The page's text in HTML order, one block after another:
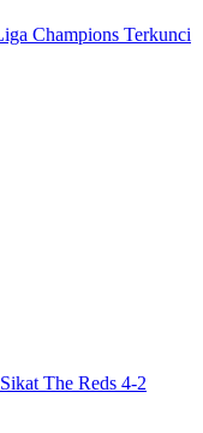
Champions Terkunci
The Reds 4-2